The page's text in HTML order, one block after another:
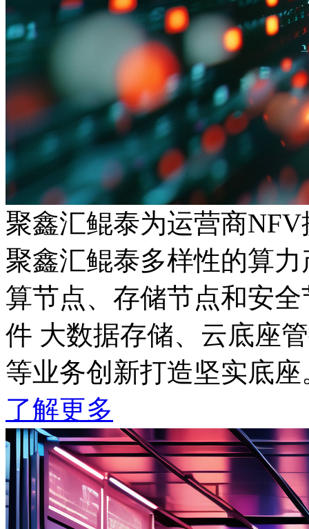
聚鑫汇鲲泰为运营商
聚鑫汇鲲泰多样性的算力
算节点、存储节点和安全
件 大数据存储、云底座管
等业务创新打造坚实底座
了解更多